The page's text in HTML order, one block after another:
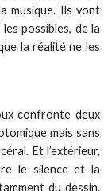
musique. Ils vont
possibles, de la
la réalité ne les
confronte deux
mais sans
Et l’extérieur,
le silence et la
du dessin.